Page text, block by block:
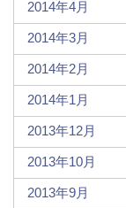
2014年4月
2014年3月
2014年2月
2014年1月
2013年12月
2013年10月
2013年9月